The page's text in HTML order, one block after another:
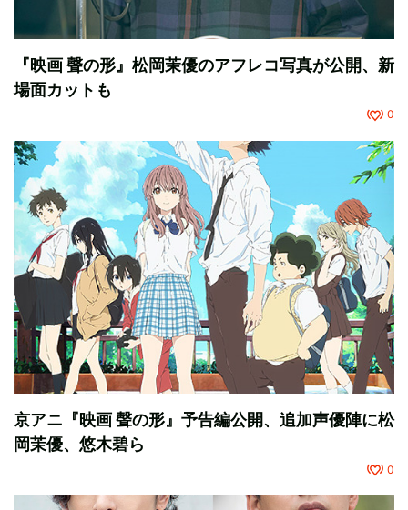
『映画 聲の形』松岡茉優のアフレコ写真が公開、新
場面カットも
0
京アニ『映画 聲の形』予告編公開、追加声優陣に松
岡茉優、悠木碧ら
0